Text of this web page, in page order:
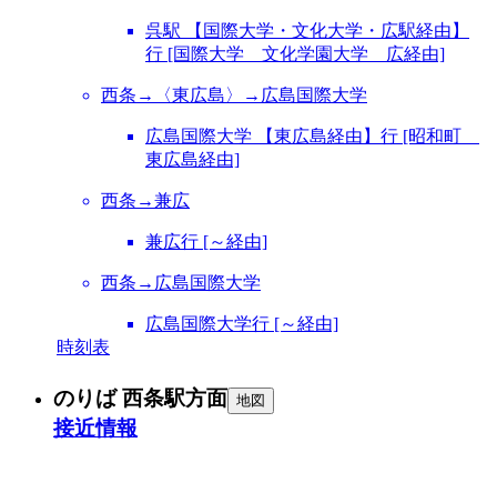
呉駅 【国際大学・文化大学・広駅経由】
行 [国際大学 文化学園大学 広経由]
西条→〈東広島〉→広島国際大学
広島国際大学 【東広島経由】行 [昭和町
東広島経由]
西条→兼広
兼広行 [～経由]
西条→広島国際大学
広島国際大学行 [～経由]
時刻表
のりば 西条駅方面 地図
接近情報